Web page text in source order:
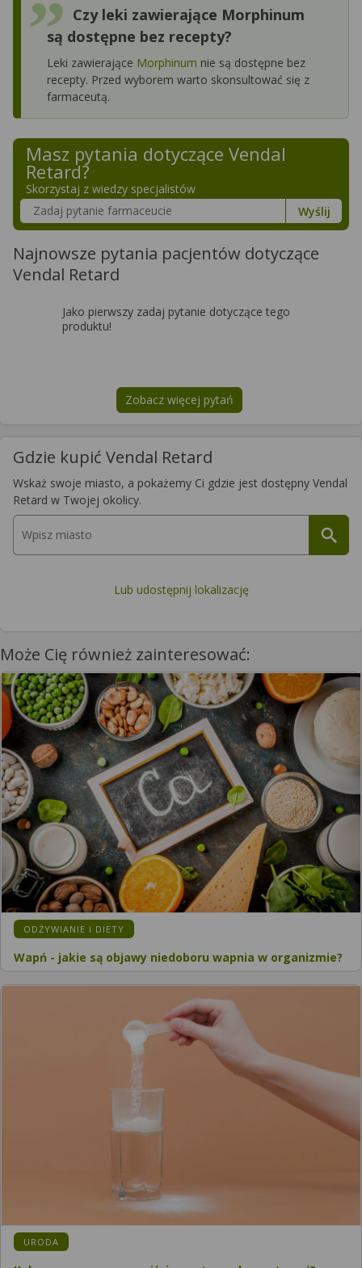
Czy leki zawierające Morphinum
są dostępne bez recepty?
Leki zawierające Morphinum nie są dostępne bez
recepty. Przed wyborem warto skonsultować się z
farmaceutą.
Masz pytania dotyczące Vendal
Retard?
Skorzystaj z wiedzy specjalistów
Szukaj w poradnikach o zdrowiu
Wyślij
Najnowsze pytania pacjentów dotyczące
Vendal Retard
Jako pierwszy zadaj pytanie dotyczące tego
produktu!
Zobacz więcej pytań
na tematVendal Retard
Gdzie kupić Vendal Retard
Wskaż swoje miasto, a pokażemy Ci gdzie jest dostępny Vendal
Retard w Twojej okolicy.
Lub udostępnij lokalizację
Może Cię również zainteresować:
KATEGORIA:
ODŻYWIANIE I DIETY
Wapń - jakie są objawy niedoboru wapnia w organizmie?
KATEGORIA:
URODA